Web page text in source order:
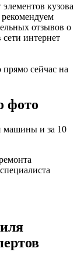
кузова
отзывов о
интернет
сейчас на
фото
машины и за 10